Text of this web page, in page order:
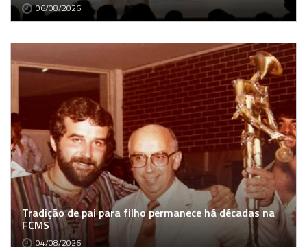
06/08/2026
Tradição de pai para filho permanece há décadas na
FCMS
04/08/2026